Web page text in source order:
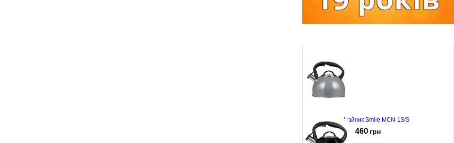
Чайник Smile MCN-13/S
460 грн